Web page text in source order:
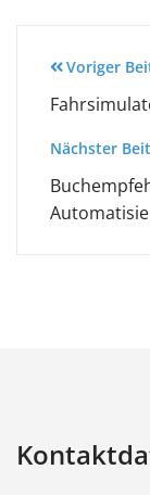
Voriger
Nächster